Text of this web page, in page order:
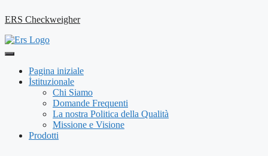
ERS Checkweigher
Pagina iniziale
İstituzionale
Chi Siamo
Domande Frequenti
La nostra Politica della Qualità
Missione e Visione
Prodotti